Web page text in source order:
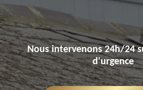
Nous intervenons 24h/24
d'urgence